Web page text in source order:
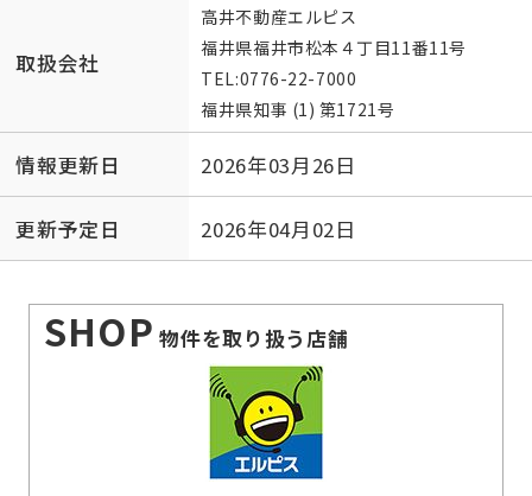
取扱会社
高井不動産エルピス
福井県福井市松本４丁目11番11号
TEL:0776-22-7000
福井県知事 (1) 第1721号
情報更新日 2026年03月26日
更新予定日 2026年04月02日
SHOP 物件を取り扱う店舗